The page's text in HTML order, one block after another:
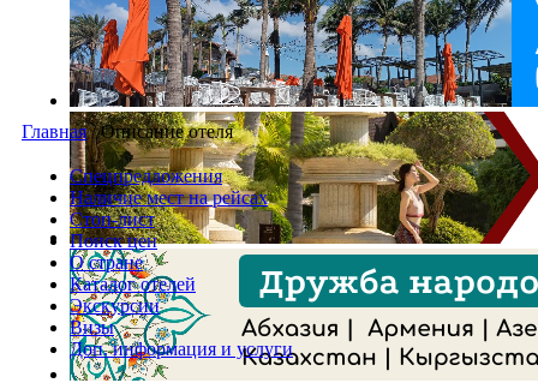
Главная /Описание отеля
Спецпредложения
Наличие мест на рейсах
Стоп-лист
Поиск цен
О стране
Каталог отелей
Экскурсии
Визы
Доп. информация и услуги